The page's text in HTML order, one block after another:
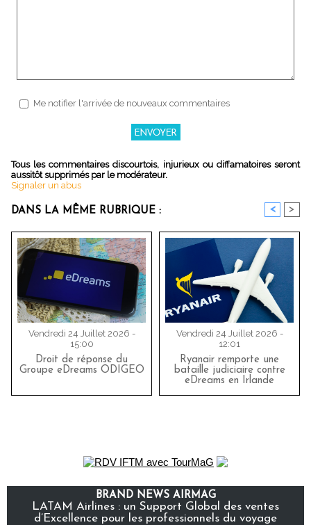
Me notifier l'arrivée de nouveaux commentaires
Tous les commentaires discourtois, injurieux ou diffamatoires seront
aussitôt supprimés par le modérateur.
Signaler un abus
DANS LA MÊME RUBRIQUE : < >
Vendredi 24 Juillet 2026 -
15:00
Droit de réponse du
Groupe eDreams ODIGEO
Vendredi 24 Juillet 2026 -
12:01
Ryanair remporte une
bataille judiciaire contre
eDreams en Irlande
BRAND NEWS AIRMAG
LATAM Airlines : un Support Global des ventes
d’Excellence pour les professionnels du voyage